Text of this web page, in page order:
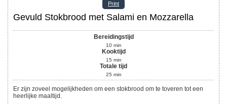
Print
Gevuld Stokbrood met Salami en Mozzarella
Bereidingstijd
10 min
Kooktijd
15 min
Totale tijd
25 min
Er zijn zoveel mogelijkheden om een stokbrood om te toveren tot een
heerlijke maaltijd.